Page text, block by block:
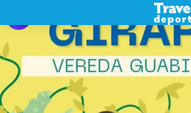
to
content